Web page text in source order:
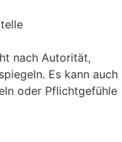
nach Autorität,
Es kann auch
oder Pflichtgefühle